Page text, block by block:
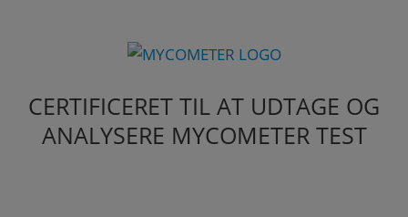
CERTIFICERET TIL AT UDTAGE OG
ANALYSERE MYCOMETER TEST